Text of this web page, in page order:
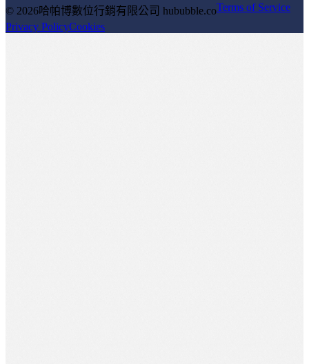
© 2026哈帕博數位行銷有限公司 hububble.coTerms of Service
Privacy PolicyCookies